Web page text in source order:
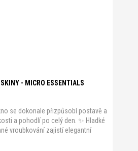
- MICRO ESSENTIALS
se dokonale přizpůsobí postavě a
a pohodlí po celý den. ✨ Hladké
vroubkování zajistí elegantní